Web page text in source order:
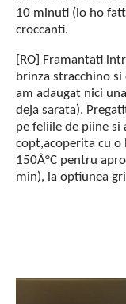
10 minuti (io ho
croccanti.
[RO] Framantati
brinza stracchino
am adaugat nici
deja sarata).
pe feliile de piine
copt,acoperita cu o
150Â°C pentru
min), la optiunea